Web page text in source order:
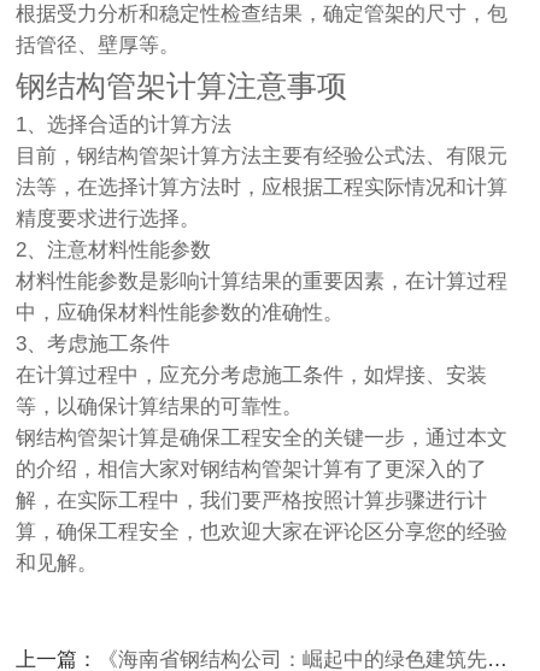
根据受力分析和稳定性检查结果，确定管架的尺寸，包
括管径、壁厚等。
钢结构管架计算注意事项
1、选择合适的计算方法
目前，钢结构管架计算方法主要有经验公式法、有限元
法等，在选择计算方法时，应根据工程实际情况和计算
精度要求进行选择。
2、注意材料性能参数
材料性能参数是影响计算结果的重要因素，在计算过程
中，应确保材料性能参数的准确性。
3、考虑施工条件
在计算过程中，应充分考虑施工条件，如焊接、安装
等，以确保计算结果的可靠性。
钢结构管架计算是确保工程安全的关键一步，通过本文
的介绍，相信大家对钢结构管架计算有了更深入的了
解，在实际工程中，我们要严格按照计算步骤进行计
算，确保工程安全，也欢迎大家在评论区分享您的经验
和见解。
上一篇： 《海南省钢结构公司：崛起中的绿色建筑先锋，引领行业未来趋势？》